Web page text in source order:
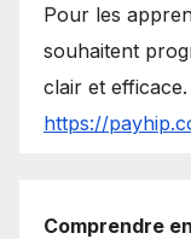
Pour les
souhaitent
clair et efficace.
https://
Comprendre